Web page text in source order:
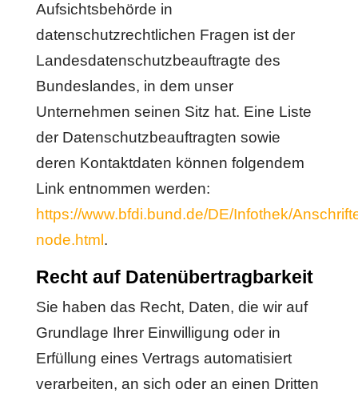
Aufsichtsbehörde in
datenschutzrechtlichen Fragen ist der
Landesdatenschutzbeauftragte des
Bundeslandes, in dem unser
Unternehmen seinen Sitz hat. Eine Liste
der Datenschutzbeauftragten sowie
deren Kontaktdaten können folgendem
Link entnommen werden:
https://www.bfdi.bund.de/DE/Infothek/
node.html .
Recht auf Datenübertragbarkeit
Sie haben das Recht, Daten, die wir auf
Grundlage Ihrer Einwilligung oder in
Erfüllung eines Vertrags automatisiert
verarbeiten, an sich oder an einen Dritten